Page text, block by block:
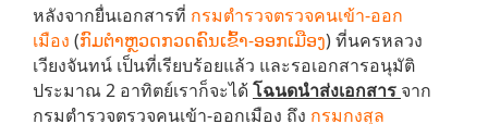
หลังจากยื่นเอกสารที่ กรมตำรวจตรวจคนเข้า-ออก
เมือง (ກົມຕຳຫຼວດກວດຄົນເຂົ້າ-ອອກເມືອງ) ที่นครหลวง
เวียงจันทน์ เป็นที่เรียบร้อยแล้ว และรอเอกสารอนุมัติ
ประมาณ 2 อาทิตย์เราก็จะได้โฉนดนำส่งเอกสาร จาก
กรมตำรวจตรวจคนเข้า-ออกเมือง ถึง กรมกงสุล